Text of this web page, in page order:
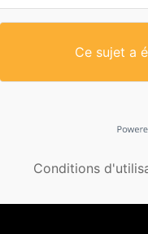
Ce sujet a
Conditions